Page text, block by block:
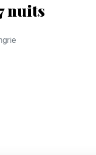
nuits